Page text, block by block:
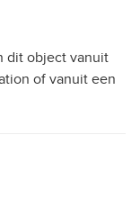
dit object vanuit
of vanuit een